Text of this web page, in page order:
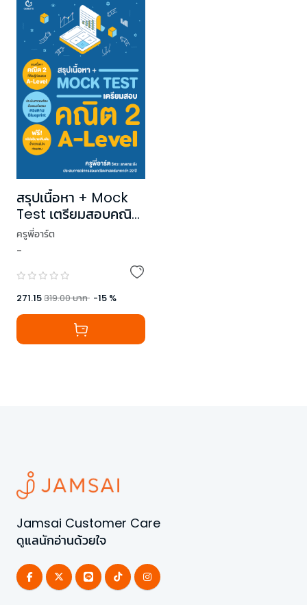
สรุปเนื้อหา + Mock
Test เตรียมสอบคณิต
2 A-Level
ครูพี่อาร์ต
-
271.15319.00บาท -15 %
Jamsai Customer Care
ดูแลนักอ่านด้วยใจ